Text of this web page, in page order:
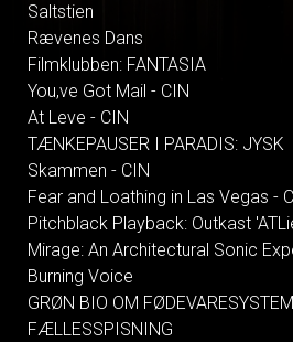
Saltstien
Rævenes Dans
Filmklubben: FANTASIA
You,ve Got Mail - CIN
At Leve - CIN
TÆNKEPAUSER I PARADIS: JYSK
Skammen - CIN
Fear and Loathing in Las Vegas -
Pitchblack Playback: Outkast
Mirage: An Architectural Sonic
Burning Voice
GRØN BIO OM
FÆLLESSPISNING